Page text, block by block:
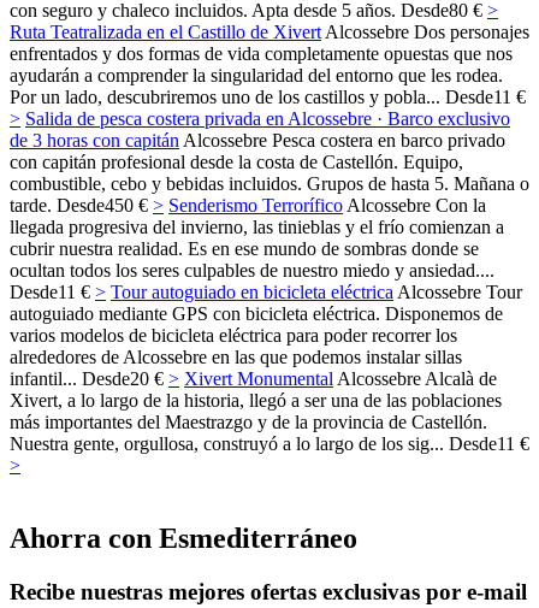
con seguro y chaleco incluidos. Apta desde 5 años. Desde80 € >
Ruta Teatralizada en el Castillo de Xivert Alcossebre Dos personajes
enfrentados y dos formas de vida completamente opuestas que nos
ayudarán a comprender la singularidad del entorno que les rodea.
Por un lado, descubriremos uno de los castillos y pobla... Desde11 €
> Salida de pesca costera privada en Alcossebre · Barco exclusivo
de 3 horas con capitán Alcossebre Pesca costera en barco privado
con capitán profesional desde la costa de Castellón. Equipo,
combustible, cebo y bebidas incluidos. Grupos de hasta 5. Mañana o
tarde. Desde450 € > Senderismo Terrorífico Alcossebre Con la
llegada progresiva del invierno, las tinieblas y el frío comienzan a
cubrir nuestra realidad. Es en ese mundo de sombras donde se
ocultan todos los seres culpables de nuestro miedo y ansiedad....
Desde11 € > Tour autoguiado en bicicleta eléctrica Alcossebre Tour
autoguiado mediante GPS con bicicleta eléctrica. Disponemos de
varios modelos de bicicleta eléctrica para poder recorrer los
alrededores de Alcossebre en las que podemos instalar sillas
infantil... Desde20 € > Xivert Monumental Alcossebre Alcalà de
Xivert, a lo largo de la historia, llegó a ser una de las poblaciones
más importantes del Maestrazgo y de la provincia de Castellón.
Nuestra gente, orgullosa, construyó a lo largo de los sig... Desde11 €
>
Ahorra con Esmediterráneo
Recibe nuestras mejores ofertas exclusivas por e-mail